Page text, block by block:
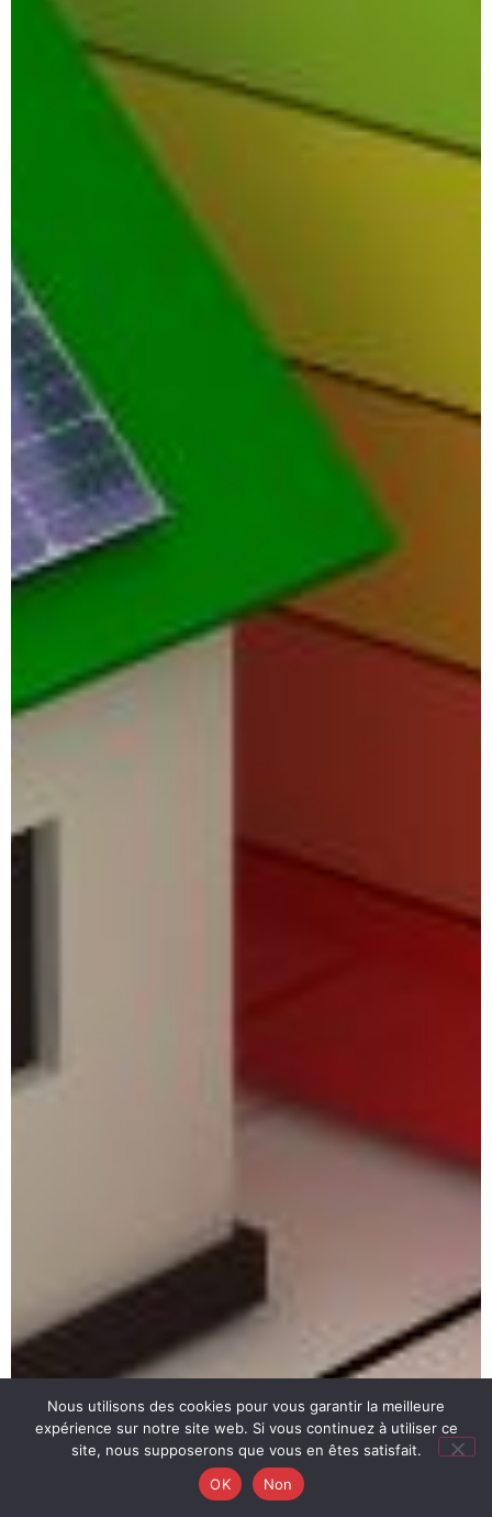
Nous utilisons des cookies pour vous garantir la meilleure
expérience sur notre site web. Si vous continuez à utiliser ce
site, nous supposerons que vous en êtes satisfait.
OK
Non